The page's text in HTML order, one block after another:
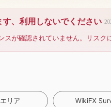
、利用しないでください
が確認されていません。リスク
リア WikiFX